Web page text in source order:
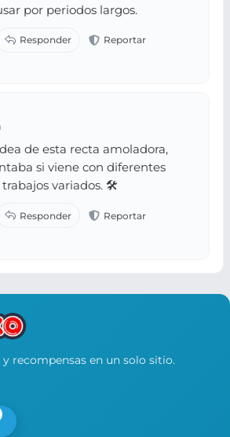
por periodos largos.
de esta recta amoladora,
si viene con diferentes
trabajos variados. 🛠️
recompensas en un solo sitio.